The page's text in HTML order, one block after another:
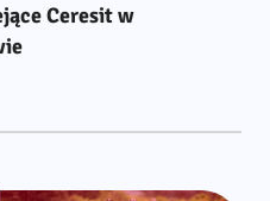
Ceresit w